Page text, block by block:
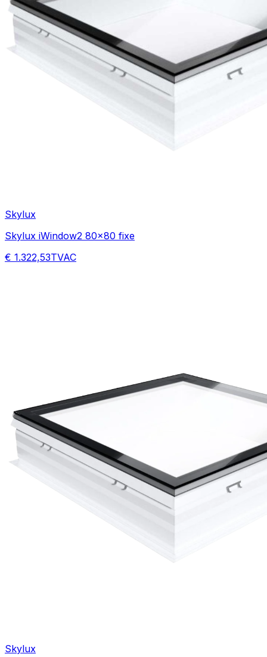
Skylux
Skylux iWindow2 80x80 fixe
€ 1.322,53TVAC
Skylux